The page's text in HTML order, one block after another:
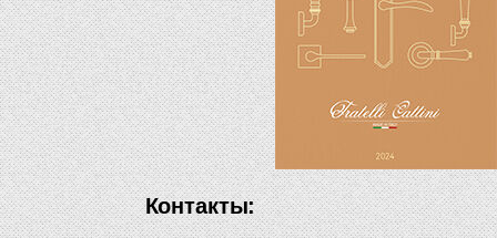
Контакты: